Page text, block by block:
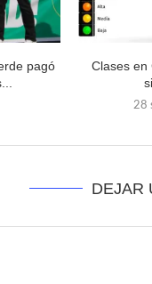
pagó
Clases en
28
DEJAR